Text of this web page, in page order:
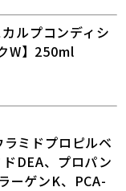
ルプコンディシ
W】250ml
ミドプロピルベ
DEA、プロパン
ーゲンK、PCA-